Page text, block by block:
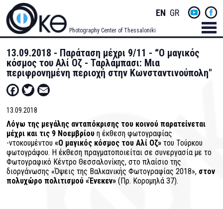
Skip
main
content
Photography Center of Thessaloniki
Socials
Menu
ENGLISH
GREEK
13.09.2018 - Παράταση μέχρι 9/11 - “Ο μαγικός
κόσμος του Αλί Οζ - Ταρλάμπασι: Μια
περιφρονημένη περιοχή στην Κωνσταντινούπολη"
Facebook
Twitter
13.09.2018
Λόγω της μεγάλης ανταπόκρισης του κοινού παρατείνεται
μέχρι και τις 9 Νοεμβρίου η έκθεση φωτογραφίας
-ντοκουμέντου«Ο μαγικός κόσμος του Αλί Οζ»του Τούρκου
φωτογράφου. Η έκθεση πραγματοποιείται σε συνεργασία με το
Φωτογραφικό Κέντρο Θεσσαλονίκης, στο πλαίσιο της
διοργάνωσης «Όψεις της Βαλκανικής Φωτογραφίας 2018», στον
πολυχώρο πολιτισμού «Ένεκεν» (Πρ. Κορομηλά 37).